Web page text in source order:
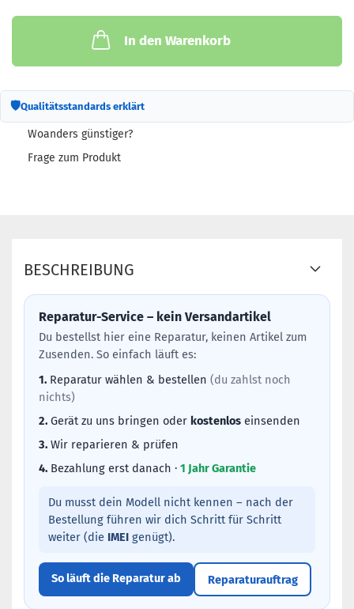
In den Warenkorb
🛡Qualitätsstandards erklärt
Woanders günstiger?
Frage zum Produkt
BESCHREIBUNG
Reparatur-Service – kein Versandartikel
Du bestellst hier eine Reparatur, keinen Artikel zum
Zusenden. So einfach läuft es:
1. Reparatur wählen & bestellen (du zahlst noch
nichts)
2. Gerät zu uns bringen oder kostenlos einsenden
3. Wir reparieren & prüfen
4. Bezahlung erst danach · 1 Jahr Garantie
Du musst dein Modell nicht kennen – nach der
Bestellung führen wir dich Schritt für Schritt
weiter (die IMEI genügt).
So läuft die Reparatur ab Reparaturauftrag